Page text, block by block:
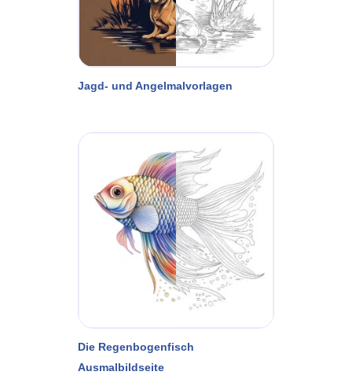
Jagd- und Angelmalvorlagen
Die Regenbogenfisch
Ausmalbildseite